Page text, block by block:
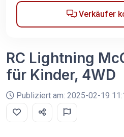
Verkäufer
RC Lightning
für Kinder, 4WD
Publiziert am: 2025-02-19